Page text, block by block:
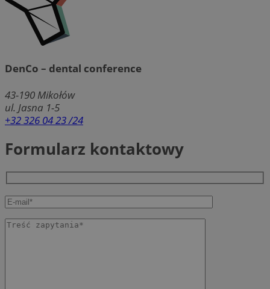
DenCo – dental conference
43-190 Mikołów
ul. Jasna 1-5
+32 326 04 23 /24
Formularz kontaktowy